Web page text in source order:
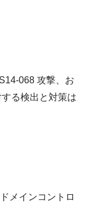
068 攻撃、お
る検出と対策は
メインコントロ